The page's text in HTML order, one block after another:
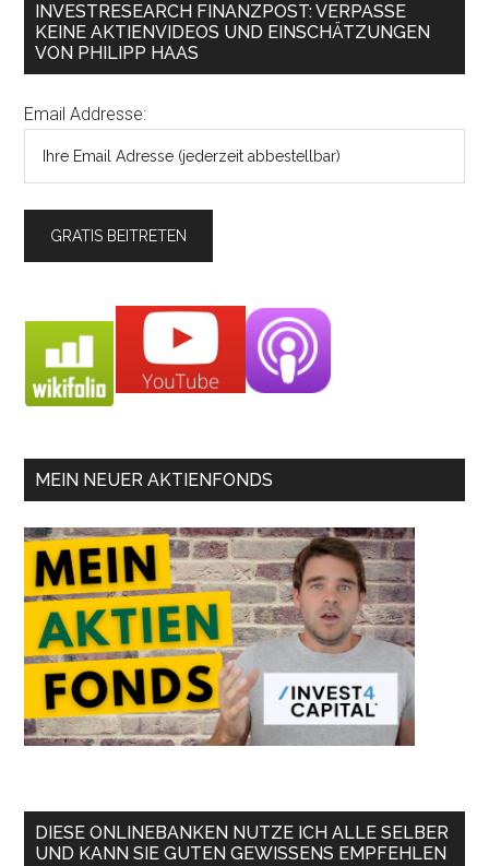
INVESTRESEARCH FINANZPOST: VERPASSE
KEINE AKTIENVIDEOS UND EINSCHÄTZUNGEN
VON PHILIPP HAAS
Email Addresse:
MEIN NEUER AKTIENFONDS
DIESE ONLINEBANKEN NUTZE ICH ALLE SELBER
UND KANN SIE GUTEN GEWISSENS EMPFEHLEN